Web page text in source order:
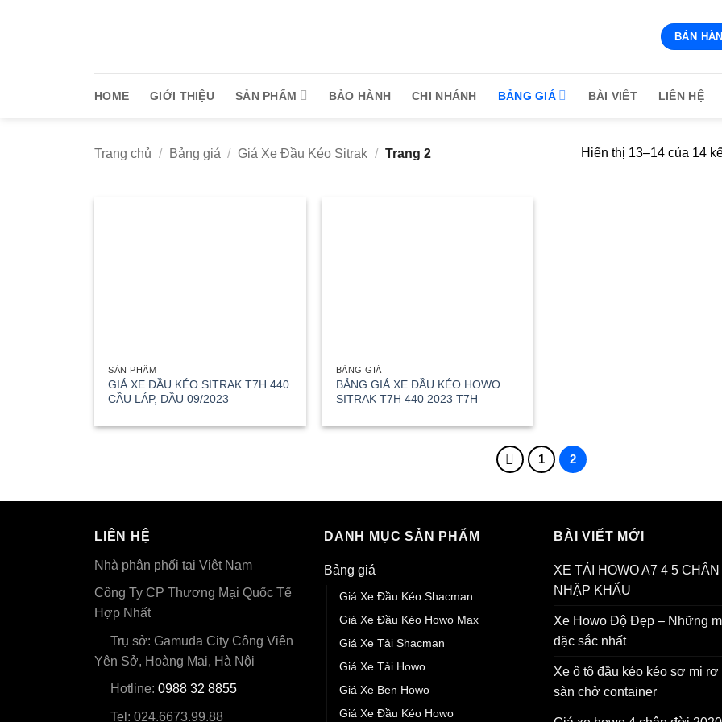
BÁN
HOME GIỚI THIỆU SẢN PHẨM BẢO HÀNH CHI NHÁNH BẢNG GIÁ BÀI VIẾT LIÊN HỆ
Trang chủ / Bảng giá / Giá Xe Đầu Kéo Sitrak / Trang 2 Hiển thị 13–14 của 14
SẢN PHẨM
GIÁ XE ĐẦU KÉO SITRAK T7H 440
CẦU LÁP, DẦU 09/2023
BẢNG GIÁ
BẢNG GIÁ XE ĐẦU KÉO HOWO
SITRAK T7H 440 2023 T7H
1 2
LIÊN HỆ
Nhà phân phối tại Việt Nam
Công Ty CP Thương Mại Quốc Tế
Hợp Nhất
Trụ sở: Gamuda City Công Viên
Yên Sở, Hoàng Mai, Hà Nội
Hotline: 0988 32 8855
Tel: 024.6673.99.88
DANH MỤC SẢN PHẨM
Bảng giá
Giá Xe Đầu Kéo Shacman
Giá Xe Đầu Kéo Howo Max
Giá Xe Tải Shacman
Giá Xe Tải Howo
Giá Xe Ben Howo
Giá Xe Đầu Kéo Howo
BÀI VIẾT MỚI
XE TẢI HOWO A7 4 5 CHÂN
NHẬP KHẨU
Xe Howo Độ Đẹp – Những
đặc sắc nhất
Xe ô tô đầu kéo kéo sơ mi rơ
sàn chở container